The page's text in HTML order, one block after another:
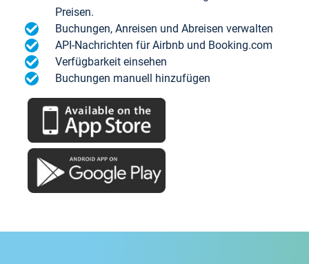
Preisen.
Buchungen, Anreisen und Abreisen verwalten
API-Nachrichten für Airbnb und Booking.com
Verfügbarkeit einsehen
Buchungen manuell hinzufügen